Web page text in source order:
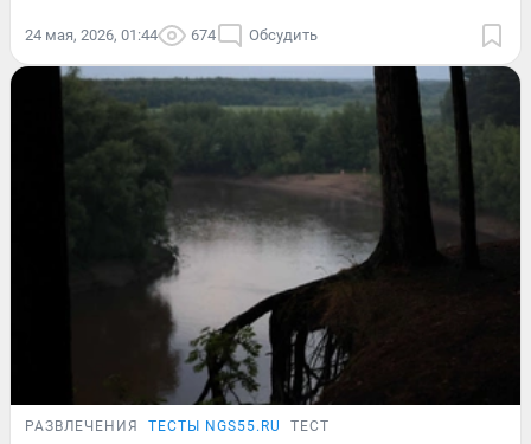
24 мая, 2026, 01:44 674 Обсудить
РАЗВЛЕЧЕНИЯ ТЕСТЫ NGS55.RU ТЕСТ